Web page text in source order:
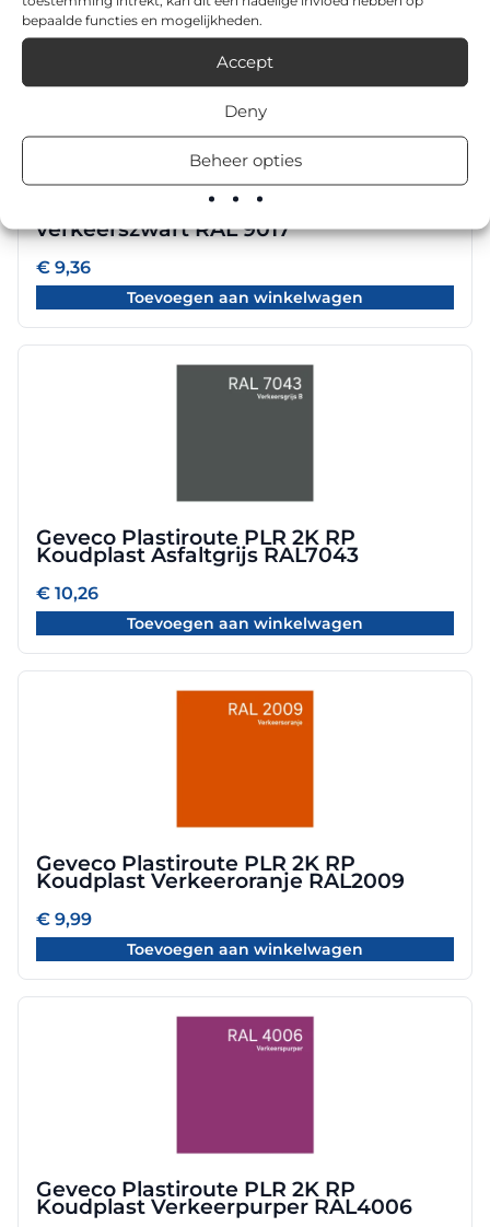
bepaalde functies en mogelijkheden.
Accept
Deny
Beheer opties
Geveco Plastiroute PLR 2K Rollplast
verkeerszwart RAL 9017
€ 9,36
Toevoegen aan winkelwagen
Geveco Plastiroute PLR 2K RP
Koudplast Asfaltgrijs RAL7043
€ 10,26
Toevoegen aan winkelwagen
Geveco Plastiroute PLR 2K RP
Koudplast Verkeeroranje RAL2009
€ 9,99
Toevoegen aan winkelwagen
Geveco Plastiroute PLR 2K RP
Koudplast Verkeerpurper RAL4006